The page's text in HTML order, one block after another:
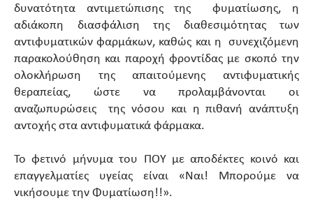
δυνατότητα αντιμετώπισης της φυματίωσης, η
αδιάκοπη διασφάλιση της διαθεσιμότητας των
αντιφυματικών φαρμάκων, καθώς και η συνεχιζόμενη
παρακολούθηση και παροχή φροντίδας με σκοπό την
ολοκλήρωση της απαιτούμενης αντιφυματικής
θεραπείας, ώστε να προλαμβάνονται οι
αναζωπυρώσεις της νόσου και η πιθανή ανάπτυξη
αντοχής στα αντιφυματικά φάρμακα.
Το φετινό μήνυμα του ΠΟΥ με αποδέκτες κοινό και
επαγγελματίες υγείας είναι «Ναι! Μπορούμε να
νικήσουμε την Φυματίωση!!».